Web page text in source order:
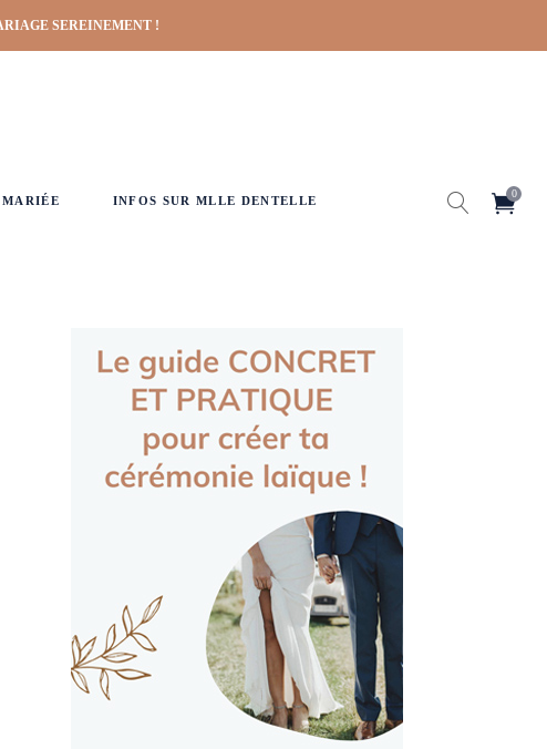
SEREINEMENT !
INFOS SUR MLLE DENTELLE
0